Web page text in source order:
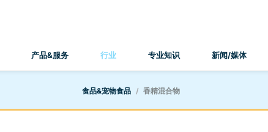
产品&服务 行业 专业知识 新闻/媒体
食品&宠物食品 香精混合物